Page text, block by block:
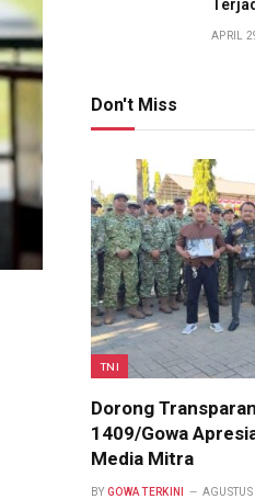
APRIL
Don't Miss
TNI
Dorong
1409/Gowa
Media Mitra
BY GOWA TERKINI